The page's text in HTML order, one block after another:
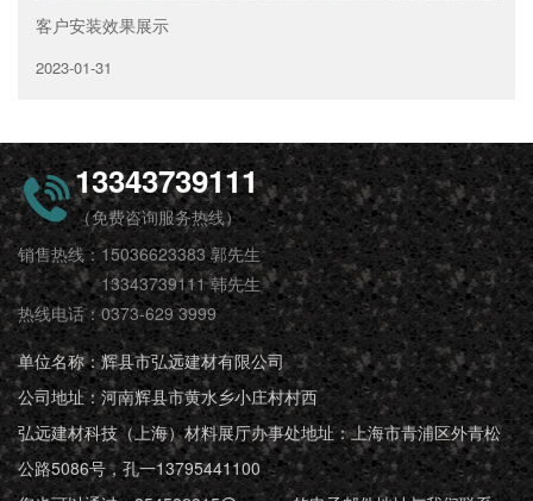
客户安装效果展示
2023-01-31
13343739111
（免费咨询服务热线）
销售热线：15036623383 郭先生
13343739111 韩先生
热线电话：0373-629 3999
单位名称：辉县市弘远建材有限公司
公司地址：河南辉县市黄水乡小庄村村西
弘远建材科技（上海）材料展厅办事处地址：上海市青浦区外青松
公路5086号，孔一13795441100